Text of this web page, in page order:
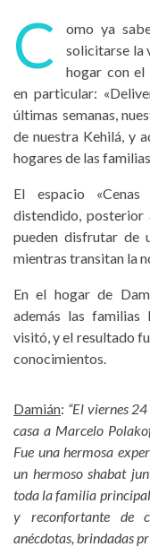
C
omo ya
solicitarse la
hogar con el
en particular:
últimas semanas,
de nuestra Kehilá, y
hogares de las
El espacio
distendido, posterior
pueden disfrutar de
mientras transitan la
En el hogar de
además las
visitó, y el resultado
conocimientos.
Damián: “El viernes
casa a Marcelo
Fue una hermosa
un hermoso shabat
toda la familia
y reconfortante de
anécdotas, brindadas